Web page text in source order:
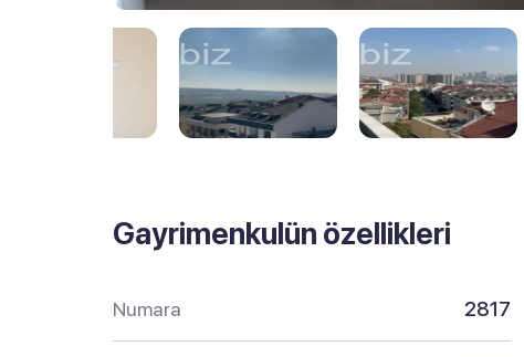
Gayrimenkulün özellikleri
Numara 2817